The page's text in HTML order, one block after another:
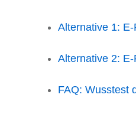
Alternative 1:
Alternative 2:
FAQ: Wusstest